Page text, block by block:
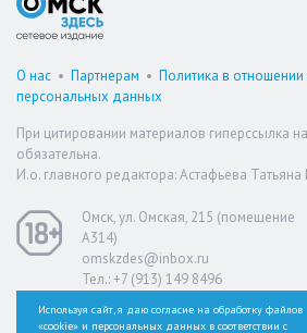
О нас • Партнерам • Политика в
персональных данных
При цитировании материалов гиперссылка
обязательна.
И.о. главного редактора: Астафьева Татьяна
Омск, ул. Омская, 215 (помещение
А314)
omskzdes@inbox.ru
Тел.: +7 (913) 149 8496
Используя сайт, я даю согласие на обработку файлов
«cookie» и персональных данных в соответствии с